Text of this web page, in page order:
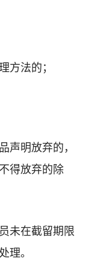
方法的；
声明放弃的，
得放弃的除
未在截留期限
理。